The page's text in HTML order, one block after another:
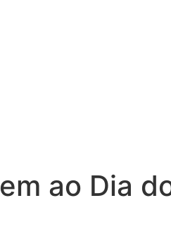
ao Dia